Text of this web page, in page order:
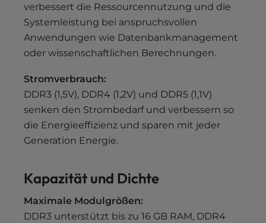
verbessert die Ressourcennutzung und die
Systemleistung bei anspruchsvollen
Anwendungen wie Datenbankmanagement
oder wissenschaftlichen Berechnungen.
Stromverbrauch:
DDR3 (1,5V), DDR4 (1,2V) und DDR5 (1,1V)
senken den Strombedarf und verbessern so
die Energieeffizienz und sparen mit jeder
Generation Energie.
Kapazität und Dichte
Maximale Modulgrößen:
DDR3 unterstützt bis zu 16 GB RAM, DDR4